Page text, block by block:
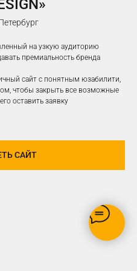
на узкую аудиторию
премиальность бренда
сайт с понятным юзабилити,
чтобы закрыть все возможные
оставить заявку
САЙТ
ЦА